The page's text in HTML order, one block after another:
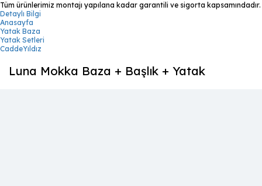
Tüm ürünlerimiz montajı yapılana kadar garantili ve sigorta kapsamındadır.
Detaylı Bilgi
Anasayfa
Yatak Baza
Yatak Setleri
CaddeYıldız
Luna Mokka Baza + Başlık + Yatak